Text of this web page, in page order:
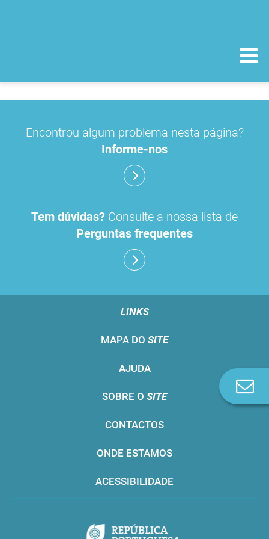
Encontrou algum problema nesta página?
Informe-nos
Tem dúvidas? Consulte a nossa lista de
Perguntas frequentes
LINKS
MAPA DO SITE
AJUDA
SOBRE O SITE
CONTACTOS
ONDE ESTAMOS
ACESSIBILIDADE